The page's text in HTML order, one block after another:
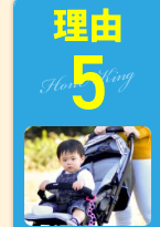
理由
5
Hone King